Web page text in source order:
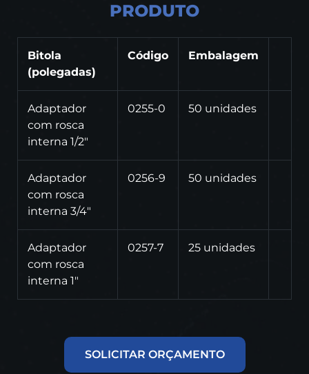
PRODUTO
Bitola
(polegadas)
Código Embalagem
Adaptador
com rosca
interna 1/2"
0255-0 50 unidades
Adaptador
com rosca
interna 3/4"
0256-9 50 unidades
Adaptador
com rosca
interna 1"
0257-7 25 unidades
SOLICITAR ORÇAMENTO